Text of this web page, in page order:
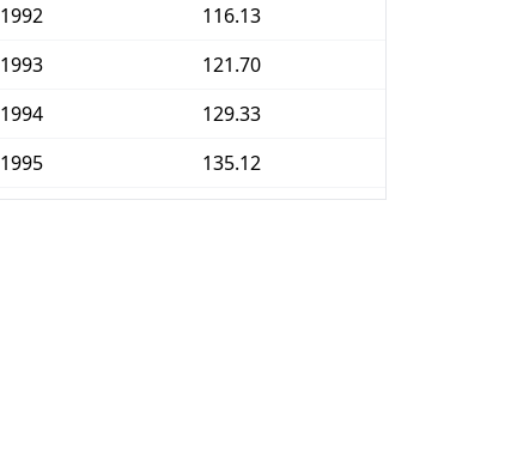
1992
116.13
1993
121.70
1994
129.33
1995
135.12